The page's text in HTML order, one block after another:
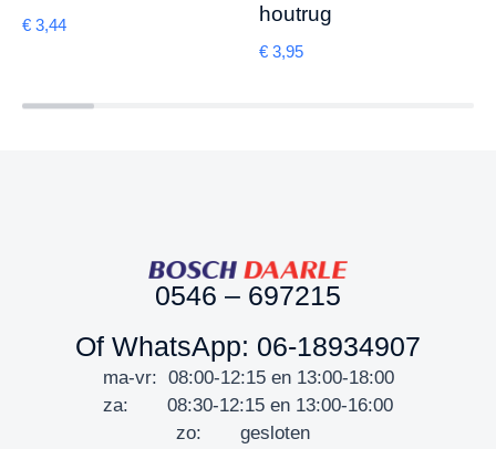
€ 3,44
houtrug
€ 3,95
0546 – 697215
Of WhatsApp: 06-18934907
ma-vr: 08:00-12:15 en 13:00-18:00
za: 08:30-12:15 en 13:00-16:00
zo: gesloten